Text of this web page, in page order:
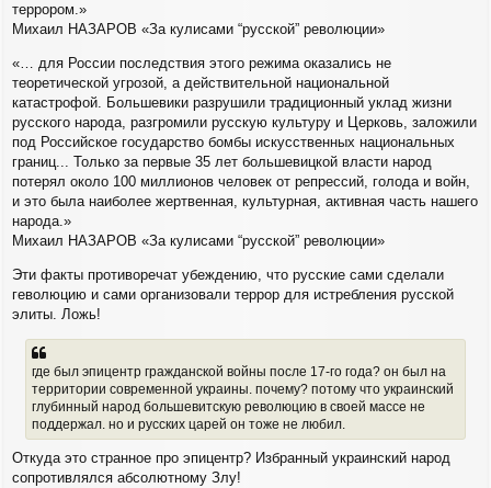
террором.»
Михаил НАЗАРОВ «За кулисами “русской” революции»
«… для России последствия этого режима оказались не
теоретической угрозой, а действительной национальной
катастрофой. Большевики разрушили традиционный уклад жизни
русского народа, разгромили русскую культуру и Церковь, заложили
под Российское государство бомбы искусственных национальных
границ... Только за первые 35 лет большевицкой власти народ
потерял около 100 миллионов человек от репрессий, голода и войн,
и это была наиболее жертвенная, культурная, активная часть нашего
народа.»
Михаил НАЗАРОВ «За кулисами “русской” революции»
Эти факты противоречат убеждению, что русские сами сделали
геволюцию и сами организовали террор для истребления русской
элиты. Ложь!
где был эпицентр гражданской войны после 17-го года? он был на
территории современной украины. почему? потому что украинский
глубинный народ большевитскую революцию в своей массе не
поддержал. но и русских царей он тоже не любил.
Откуда это странное про эпицентр? Избранный украинский народ
сопротивлялся абсолютному Злу!